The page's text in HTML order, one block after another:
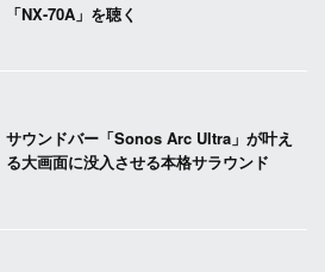
「NX-70A」を聴く
サウンドバー「Sonos Arc Ultra」が叶え
る大画面に没入させる本格サラウンド